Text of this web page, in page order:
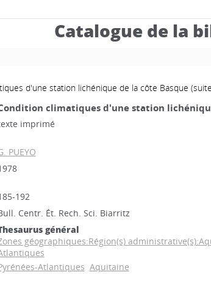
Catalogue de la
d'une station lichénique de la côte Basque
climatiques d'une station
imprimé
PUEYO
192
Centr. Ét. Rech. Sci. Biarritz
général
géographiques:Région(s)
Atlantiques Aquitaine